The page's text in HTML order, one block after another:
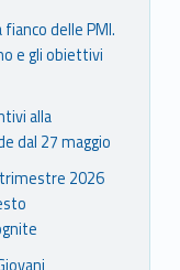
delle PMI.
e gli obiettivi
alla
dal 27 maggio
2026